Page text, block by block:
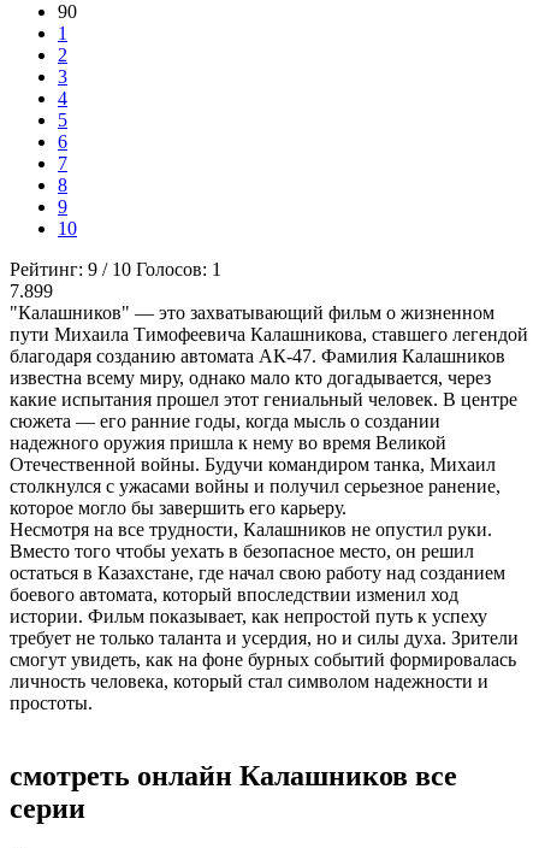
90
1
2
3
4
5
6
7
8
9
10
Рейтинг: 9 / 10 Голосов: 1
7.899
"Калашников" — это захватывающий фильм о жизненном
пути Михаила Тимофеевича Калашникова, ставшего легендой
благодаря созданию автомата АК-47. Фамилия Калашников
известна всему миру, однако мало кто догадывается, через
какие испытания прошел этот гениальный человек. В центре
сюжета — его ранние годы, когда мысль о создании
надежного оружия пришла к нему во время Великой
Отечественной войны. Будучи командиром танка, Михаил
столкнулся с ужасами войны и получил серьезное ранение,
которое могло бы завершить его карьеру.
Несмотря на все трудности, Калашников не опустил руки.
Вместо того чтобы уехать в безопасное место, он решил
остаться в Казахстане, где начал свою работу над созданием
боевого автомата, который впоследствии изменил ход
истории. Фильм показывает, как непростой путь к успеху
требует не только таланта и усердия, но и силы духа. Зрители
смогут увидеть, как на фоне бурных событий формировалась
личность человека, который стал символом надежности и
простоты.
смотреть онлайн Калашников все
серии